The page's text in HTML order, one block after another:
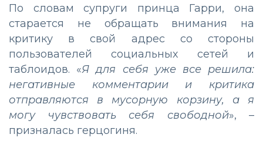
По словам супруги принца Гарри, она
старается не обращать внимания на
критику в свой адрес со стороны
пользователей социальных сетей и
таблоидов. «Я для себя уже все решила:
негативные комментарии и критика
отправляются в мусорную корзину, а я
могу чувствовать себя свободной», –
призналась герцогиня.